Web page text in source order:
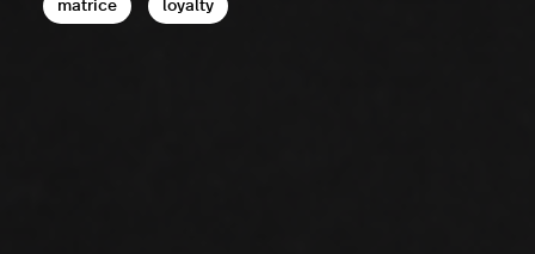
matrice loyalty